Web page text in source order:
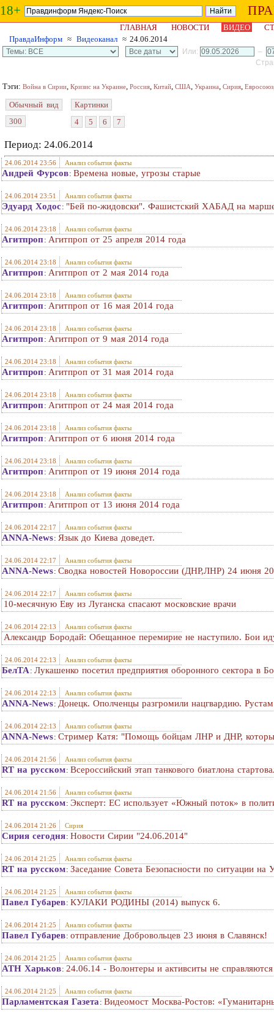
18+
ГЛАВНАЯ НОВОСТИ ВИДЕО
ПравдаИнформ ≈ Видеоканал ≈ 24.06.2014
Или:
–
Тэги: Война в Сирии, Кризис на Украине, Россия, Китай, США, Украина, Сирия, Евросоюз
Обычный вид
300
Картинки
4
5 6 7
Период: 24.06.2014
24.06.2014 23:56 Анализ события факты
Андрей Фурсов: Времена новые, угрозы старые
24.06.2014 23:51 Анализ события факты
Эдуард Ходос: "Бей по-жидовски". Фашистский ХАБАД на
24.06.2014 23:18 Анализ события факты
Агитпроп: Агитпроп от 25 апреля 2014 года
24.06.2014 23:18 Анализ события факты
Агитпроп: Агитпроп от 2 мая 2014 года
24.06.2014 23:18 Анализ события факты
Агитпроп: Агитпроп от 16 мая 2014 года
24.06.2014 23:18 Анализ события факты
Агитпроп: Агитпроп от 9 мая 2014 года
24.06.2014 23:18 Анализ события факты
Агитпроп: Агитпроп от 31 мая 2014 года
24.06.2014 23:18 Анализ события факты
Агитпроп: Агитпроп от 24 мая 2014 года
24.06.2014 23:18 Анализ события факты
Агитпроп: Агитпроп от 6 июня 2014 года
24.06.2014 23:18 Анализ события факты
Агитпроп: Агитпроп от 19 июня 2014 года
24.06.2014 23:18 Анализ события факты
Агитпроп: Агитпроп от 13 июня 2014 года
24.06.2014 22:17 Анализ события факты
ANNA-News: Язык до Киева доведет.
24.06.2014 22:17 Анализ события факты
ANNA-News: Сводка новостей Новороссии (ДНР,ЛНР) 24 июня
24.06.2014 22:17 Анализ события факты
10-месячную Еву из Луганска спасают московские врачи
24.06.2014 22:13 Анализ события факты
Александр Бородай: Обещанное перемирие не наступило. Бои
24.06.2014 22:13 Анализ события факты
БелТА : Лукашенко посетил предприятия оборонного сектора в
24.06.2014 22:13 Анализ события факты
ANNA-News: Донецк. Ополченцы разгромили нацгвардию.
24.06.2014 22:13 Анализ события факты
ANNA-News: Стример Катя: "Помощь бойцам ЛНР и ДНР,
24.06.2014 21:56 Анализ события факты
RT на русском: Всероссийский этап танкового биатлона
24.06.2014 21:56 Анализ события факты
RT на русском: Эксперт: ЕС использует «Южный поток» в
24.06.2014 21:26 Сирия
Сирия сегодня: Новости Сирии "24.06.2014"
24.06.2014 21:25 Анализ события факты
RT на русском: Заседание Совета Безопасности по ситуации на
24.06.2014 21:25 Анализ события факты
Павел Губарев: КУЛАКИ РОДИНЫ (2014) выпуск 6.
24.06.2014 21:25 Анализ события факты
Павел Губарев: отправление Добровольцев 23 июня в Славянск!
24.06.2014 21:25 Анализ события факты
АТН Харьков: 24.06.14 - Волонтеры и активситы не
24.06.2014 21:25 Анализ события факты
Парламентская Газета : Видеомост Москва-Ростов: